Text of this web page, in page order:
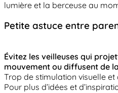
lumière et la berceuse au
Petite astuce entre
Évitez les veilleuses qui
mouvement ou diffusent de
Trop de stimulation visuelle et
Pour plus d’idées et